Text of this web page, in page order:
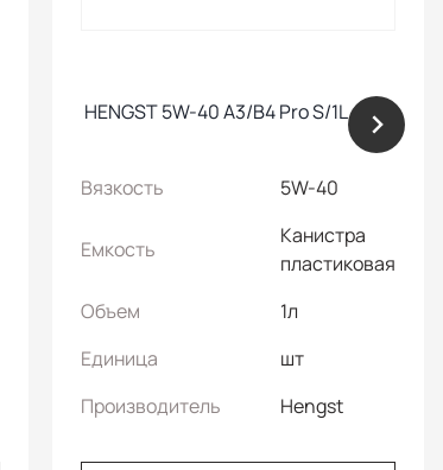
HENGST 5W-40 A3/B4 Pro S/1L
Вязкость 5W-40
Емкость
Канистра
пластиковая
Объем
1л
Единица
шт
Производитель
Hengst